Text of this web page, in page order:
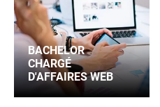
BACHELOR
CHARGÉ
D'AFFAIRES WEB